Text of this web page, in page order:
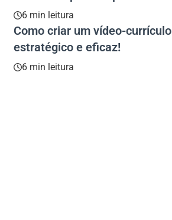
6 min leitura
Como criar um vídeo-currículo
estratégico e eficaz!
6 min leitura